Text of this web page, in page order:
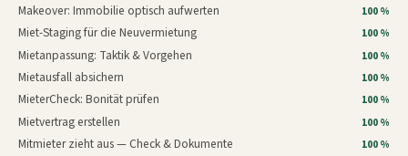
Makeover: Immobilie optisch aufwerten 100 %
Miet-Staging für die Neuvermietung 100 %
Mietanpassung: Taktik & Vorgehen 100 %
Mietausfall absichern 100 %
MieterCheck: Bonität prüfen 100 %
Mietvertrag erstellen 100 %
Mitmieter zieht aus — Check & Dokumente 100 %